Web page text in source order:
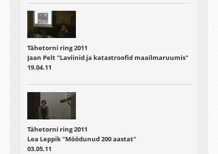
Tähetorni ring 2011
Jaan Pelt "Laviinid ja katastroofid maailmaruumis"
19.04.11
Tähetorni ring 2011
Lea Leppik "Möödunud 200 aastat"
03.05.11